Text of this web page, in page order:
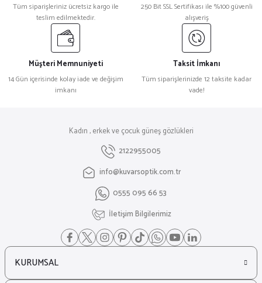
Tüm siparişleriniz ücretsiz kargo ile
teslim edilmektedir.
250 Bit SSL Sertifikası ile %100 güvenli
alışveriş
Müşteri Memnuniyeti
14 Gün içerisinde kolay iade ve değişim
imkanı
Taksit İmkanı
Tüm siparişlerinizde 12 taksite kadar
vade!
Kadın , erkek ve çocuk güneş gözlükleri
2122955005
info@kuvarsoptik.com.tr
0555 095 66 53
İletişim Bilgilerimiz
KURUMSAL